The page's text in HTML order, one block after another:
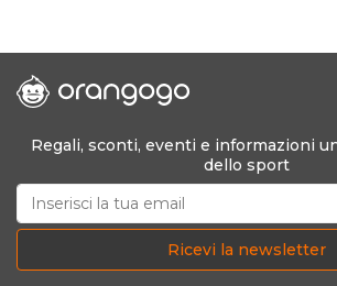
Regali, sconti, eventi e informazioni
dello sport
Ricevi la newsletter